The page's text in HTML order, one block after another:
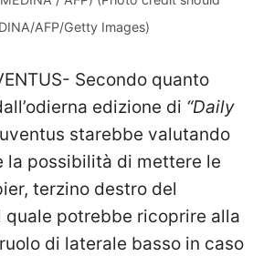
AFP/Getty Images)
Secondo quanto
edizione di “Daily
starebbe valutando
la possibilità di mettere le
terzino destro del
quale potrebbe ricoprire alla
di laterale basso in caso